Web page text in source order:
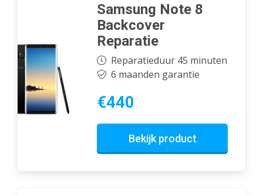
Samsung Note 8
Backcover
Reparatie
Reparatieduur 45 minuten
6 maanden garantie
€440
Bekijk product